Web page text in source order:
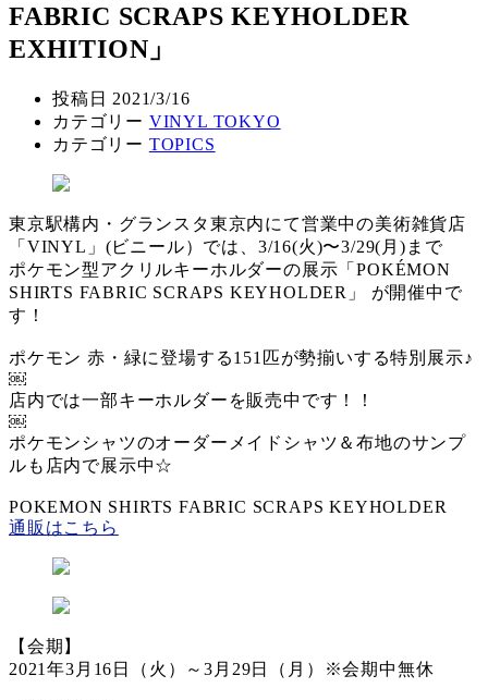
FABRIC SCRAPS KEYHOLDER
EXHITION」
投稿日 2021/3/16
カテゴリー VINYL TOKYO
カテゴリー TOPICS
東京駅構内・グランスタ東京内にて営業中の美術雑貨店
「VINYL」(ビニール）では、3/16(火)〜3/29(月)まで
ポケモン型アクリルキーホルダーの展示「POKÉMON
SHIRTS FABRIC SCRAPS KEYHOLDER」 が開催中で
す！
ポケモン 赤・緑に登場する151匹が勢揃いする特別展示♪
￼
店内では一部キーホルダーを販売中です！！
￼
ポケモンシャツのオーダーメイドシャツ＆布地のサンプ
ルも店内で展示中☆
POKEMON SHIRTS FABRIC SCRAPS KEYHOLDER
通販はこちら
【会期】
2021年3月16日（火）～3月29日（月）※会期中無休